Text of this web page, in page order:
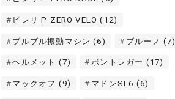
ピレリ P ZERO VELO (12)
ブルブル振動マシン (6) ブルーノ (7)
ヘルメット (7) ボントレガー (17)
マックオフ (9) マドンSL6 (6)